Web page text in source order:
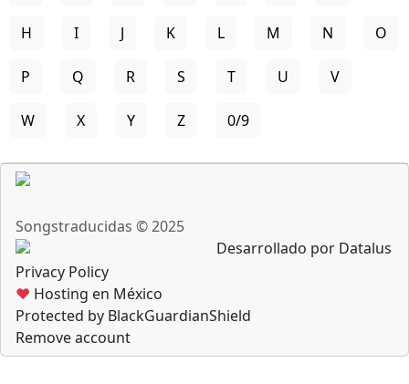
H I J K L M N O
P Q R S T U V
W X Y Z 0/9
Songstraducidas © 2025
Desarrollado por Datalus
Privacy Policy
♥ Hosting en México
Protected by BlackGuardianShield
Remove account